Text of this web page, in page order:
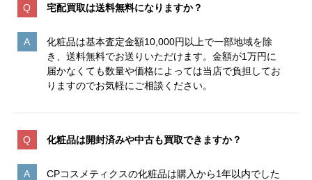
宅配買取は送料無料になりますか？
化粧品は基本査定金額10,000円以上で一部地域を除
き、送料無料でお送りいただけます。金額が1万円に
届かなくても数量や価格によっては当店で負担してお
りますのでお気軽にご相談ください。
化粧品は開封済みや中古も買取できますか？
CPコスメティクスの化粧品は購入から1年以内でした